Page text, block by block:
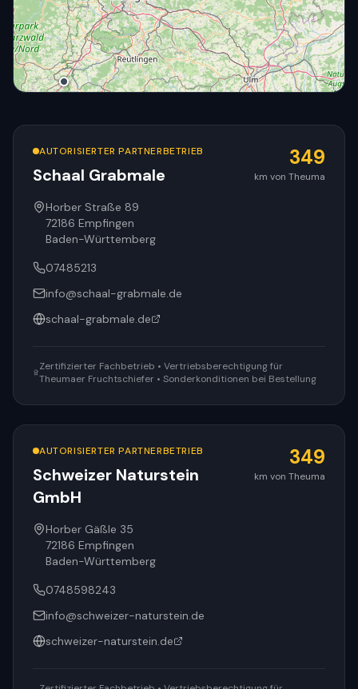
AUTORISIERTER PARTNERBETRIEB
Schaal Grabmale
349
km von Theuma
Horber Straße 89
72186 Empfingen
Baden-Württemberg
07485213
info@schaal-grabmale.de
schaal-grabmale.de
Zertifizierter Fachbetrieb • Vertriebsberechtigung für
Theumaer Fruchtschiefer • Sonderkonditionen bei Bestellung
AUTORISIERTER PARTNERBETRIEB
Schweizer Naturstein
GmbH
349
km von Theuma
Horber Gäßle 35
72186 Empfingen
Baden-Württemberg
0748598243
info@schweizer-naturstein.de
schweizer-naturstein.de